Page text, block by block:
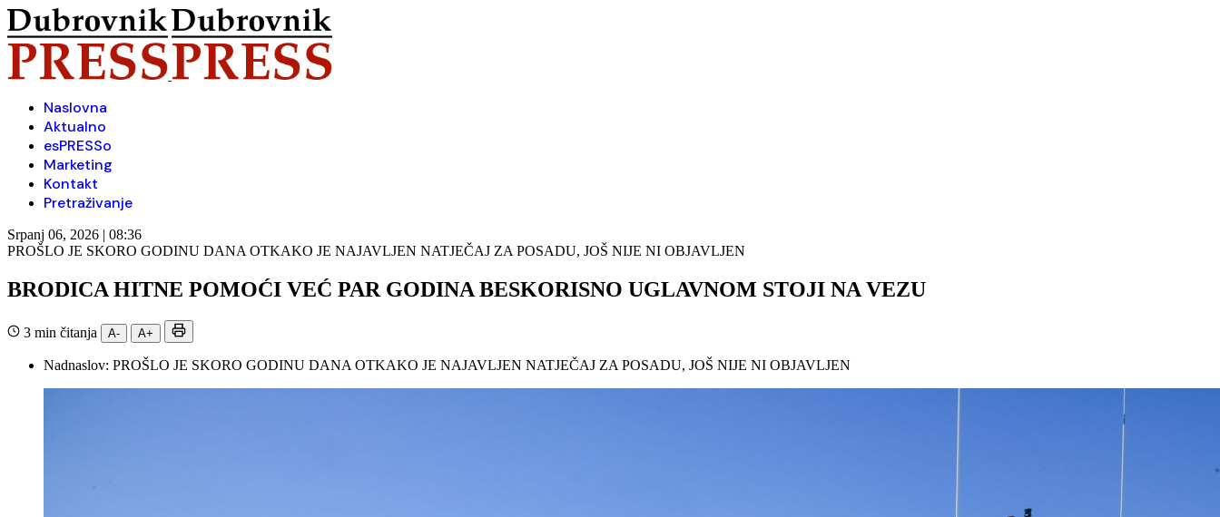
Naslovna
Aktualno
esPRESSo
Marketing
Kontakt
Pretraživanje
Srpanj 06, 2026 | 08:36
PROŠLO JE SKORO GODINU DANA OTKAKO JE NAJAVLJEN NATJEČAJ ZA POSADU, JOŠ NIJE NI OBJAVLJEN
BRODICA HITNE POMOĆI VEĆ PAR GODINA BESKORISNO UGLAVNOM STOJI NA VEZU
3 min čitanja A- A+
Nadnaslov: PROŠLO JE SKORO GODINU DANA OTKAKO JE NAJAVLJEN NATJEČAJ ZA POSADU, JOŠ NIJE NI OBJAVLJEN